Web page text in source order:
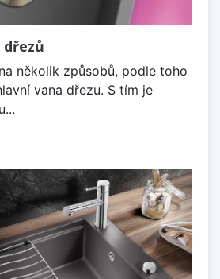
několik způsobů, podle toho
vana dřezu. S tím je